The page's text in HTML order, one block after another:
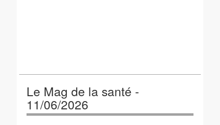
Le Mag de la santé -
11/06/2026